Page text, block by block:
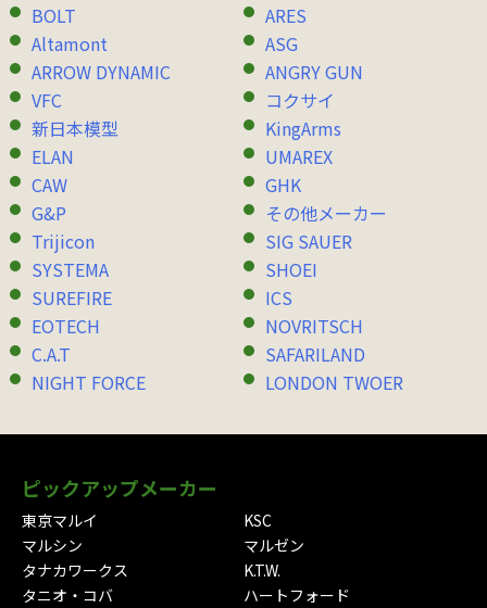
BOLT
ARES
Altamont
ASG
ARROW DYNAMIC
ANGRY GUN
VFC
コクサイ
新日本模型
KingArms
ELAN
UMAREX
CAW
GHK
G&P
その他メーカー
Trijicon
SIG SAUER
SYSTEMA
SHOEI
SUREFIRE
ICS
EOTECH
NOVRITSCH
C.A.T
SAFARILAND
NIGHT FORCE
LONDON TWOER
ピックアップメーカー
東京マルイ
KSC
マルシン
マルゼン
タナカワークス
K.T.W.
タニオ・コバ
ハートフォード